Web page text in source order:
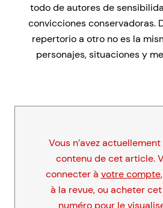
todo de autores de
convicciones conservadoras.
repertorio a otro no es la
personajes, situaciones y
Vous n’avez
contenu de cet article.
connecter à votre compte
à la revue, ou acheter
numéro pour le